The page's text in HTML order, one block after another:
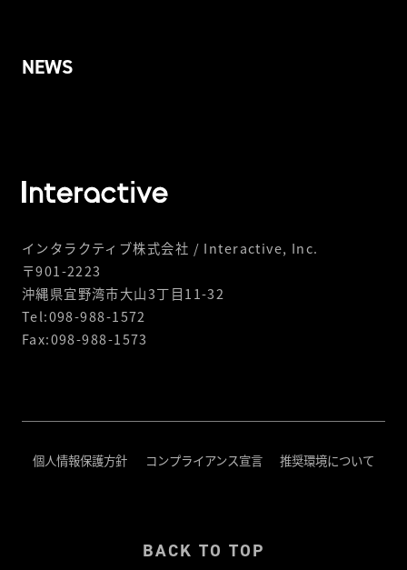
NEWS
インタラクティブ株式会社 / Interactive, Inc.
〒901-2223
沖縄県宜野湾市大山3丁目11-32
Tel:098-988-1572
Fax:098-988-1573
個人情報保護方針 コンプライアンス宣言 推奨環境について
BACK TO TOP